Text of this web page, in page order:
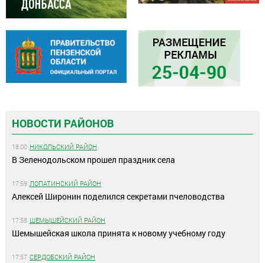
НОВОСТИ РАЙОНОВ
18:00 НИКОЛЬСКИЙ РАЙОН
В Зеленодольском прошел праздник села
17:59 ЛОПАТИНСКИЙ РАЙОН
Алексей Широнин поделился секретами пчеловодства
17:58 ШЕМЫШЕЙСКИЙ РАЙОН
Шемышейская школа принята к новому учебному году
17:57 СЕРДОБСКИЙ РАЙОН